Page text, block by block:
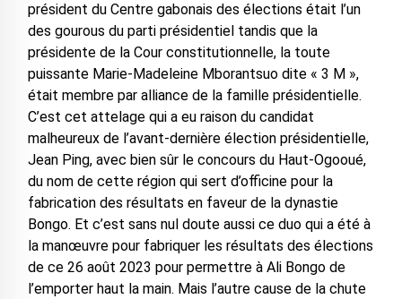
président du Centre gabonais des élections était l’un
des gourous du parti présidentiel tandis que la
présidente de la Cour constitutionnelle, la toute
puissante Marie-Madeleine Mborantsuo dite « 3 M »,
était membre par alliance de la famille présidentielle.
C’est cet attelage qui a eu raison du candidat
malheureux de l’avant-dernière élection présidentielle,
Jean Ping, avec bien sûr le concours du Haut-Ogooué,
du nom de cette région qui sert d’officine pour la
fabrication des résultats en faveur de la dynastie
Bongo. Et c’est sans nul doute aussi ce duo qui a été à
la manœuvre pour fabriquer les résultats des élections
de ce 26 août 2023 pour permettre à Ali Bongo de
l’emporter haut la main. Mais l’autre cause de la chute